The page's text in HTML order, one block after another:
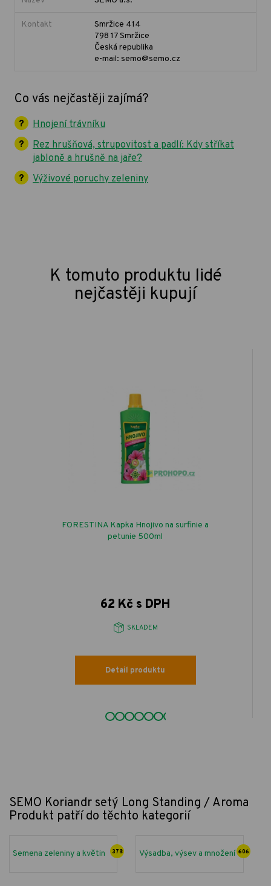
Kontakt
Smržice 414
798 17 Smržice
Česká republika
e-mail: semo@semo.cz
Co vás nejčastěji zajímá?
Hnojení trávníku
Rez hrušňová, strupovitost a padlí: Kdy stříkat
jabloně a hrušně na jaře?
Výživové poruchy zeleniny
K tomuto produktu lidé
nejčastěji kupují
FORESTINA Kapka Hnojivo na surfinie a
petunie 500ml
62 Kč s DPH
SKLADEM
Detail produktu
SEMO Koriandr setý Long Standing / Aroma
Produkt patří do těchto kategorií
Semena zeleniny a květin 378 Výsadba, výsev a množení 606